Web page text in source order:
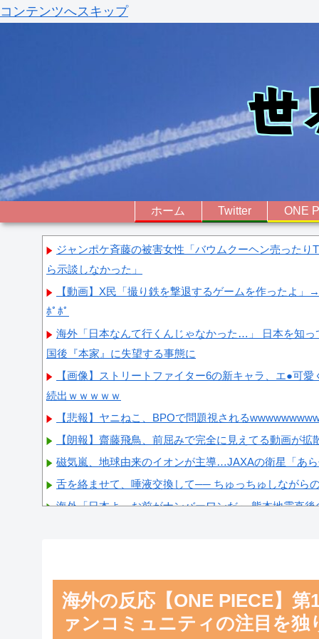
コンテンツへスキップ
ホーム Twitter ONE
ジャンポケ斉藤の被害女性「バウムクーヘン売ったり
ら示談しなかった」
【動画】X民「撮り鉄を撃退するゲームを作ったよ
ﾎﾟﾎﾟ
海外「日本なんて行くんじゃなかった…」 日本を知
国後『本家』に失望する事態に
【画像】ストリートファイター6の新キャラ、エ●可
続出ｗｗｗｗｗ
【悲報】ヤニねこ、BPOで問題視される
【朗報】齋藤飛鳥、前屈みで完全に見えてる動画が
磁気嵐、地球由来のイオンが主導…JAXAの衛星「あ
舌を絡ませて、唾液交換して── ちゅっちゅしながら
海外「日本よ、お前がナンバーワンだ」 熊本地震直
Powered by livedoor 相互RSS
海外の反応【ONE PIECE】
ァンコミュニティの注目を独